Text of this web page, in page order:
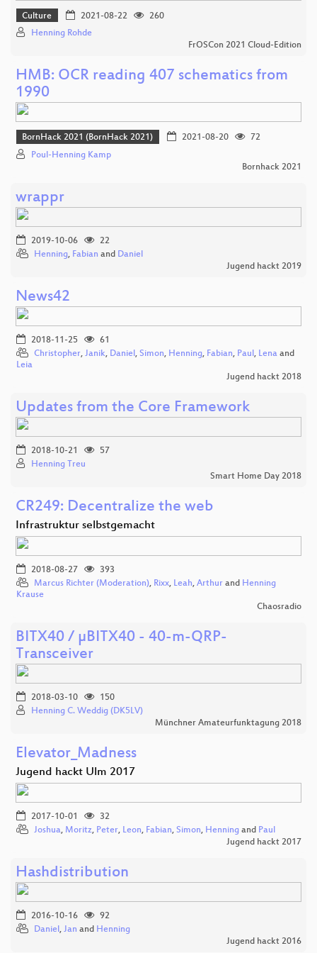
Culture 2021-08-22
260
Henning Rohde
FrOSCon 2021 Cloud-Edition
HMB: OCR reading 407 schematics from
1990
BornHack 2021 (BornHack 2021) 2021-08-20
72
Poul-Henning Kamp
Bornhack 2021
wrappr
2019-10-06
22
Henning, Fabian and Daniel
Jugend hackt 2019
News42
2018-11-25
61
Christopher, Janik, Daniel , Simon, Henning, Fabian, Paul , Lena and
Leia
Jugend hackt 2018
Updates from the Core Framework
2018-10-21
57
Henning Treu
Smart Home Day 2018
CR249: Decentralize the web
Infrastruktur selbstgemacht
2018-08-27
393
Marcus Richter (Moderation), Rixx, Leah, Arthur and Henning
Krause
Chaosradio
BITX40 / µBITX40 - 40-m-QRP-
Transceiver
2018-03-10
150
Henning C. Weddig (DK5LV)
Münchner Amateurfunktagung 2018
Elevator_Madness
Jugend hackt Ulm 2017
2017-10-01
32
Joshua, Moritz, Peter, Leon, Fabian, Simon, Henning and Paul
Jugend hackt 2017
Hashdistribution
2016-10-16
92
Daniel , Jan and Henning
Jugend hackt 2016